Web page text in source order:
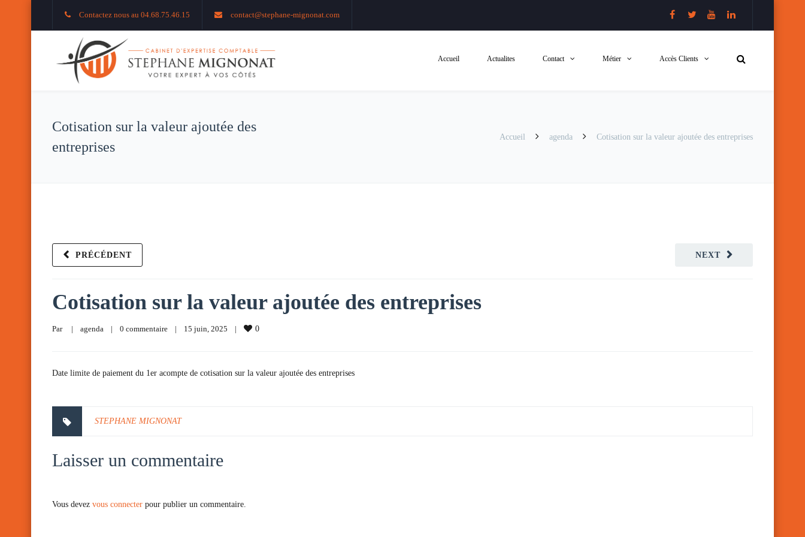
Contactez nous au 04.68.75.46.15 contact@stephane-mignonat.com
Accueil Actualites Contact Métier Accès Clients
Cotisation sur la valeur ajoutée des
entreprises
Accueil agenda Cotisation sur la valeur ajoutée des entreprises
NEXT
PRÉCÉDENT
Cotisation sur la valeur ajoutée des entreprises
Par | agenda | 0 commentaire | 15 juin, 2025 | 0
Date limite de paiement du 1er acompte de cotisation sur la valeur ajoutée des entreprises
STEPHANE MIGNONAT
Laisser un commentaire
Vous devez vous connecter pour publier un commentaire.